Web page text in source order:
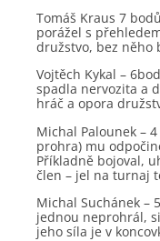
Tomáš Kraus 7
porážel s
družstvo, bez něho
Vojtěch Kykal –
spadla nervozita a
hráč a opora
Michal Palounek –
prohra) mu
Příkladně bojoval,
člen – jel na turnaj
Michal Suchánek –
jednou neprohrál,
jeho síla je v